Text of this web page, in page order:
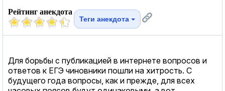
Рейтинг анекдота
Теги анекдота
Для борьбы с публикацией в интернете вопросов и
ответов к ЕГЭ чиновники пошли на хитрость. С
будущего года вопросы, как и прежде, для всех